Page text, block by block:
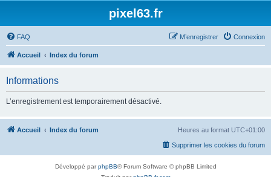
pixel63.fr
FAQ Connexion
M’enregistrer
Accueil Index du forum
Informations
L’enregistrement est temporairement désactivé.
Accueil Index du forum Heures au format UTC+01:00
Supprimer les cookies du forum
Développé parphpBB® Forum Software © phpBB Limited